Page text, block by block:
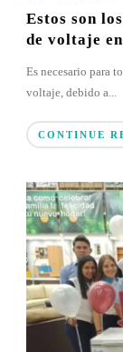
Estos son
de voltaje
Es necesario para
voltaje, debido a...
CONTINUE